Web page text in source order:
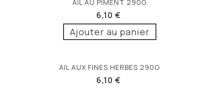
AIL AU PIMENT 290G
6,10 €
Ajouter au panier
AIL AUX FINES HERBES 290G
6,10 €